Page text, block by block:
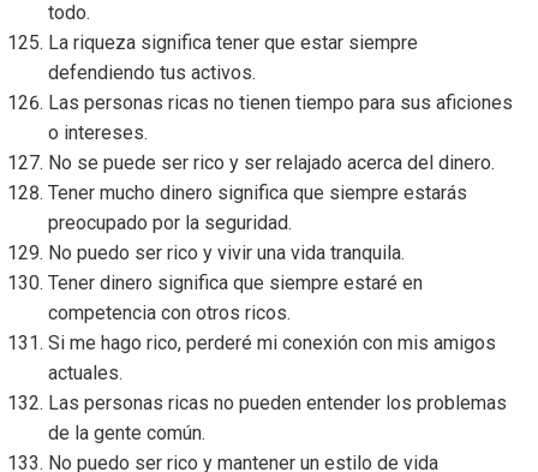
todo.
La riqueza significa tener que estar siempre
defendiendo tus activos.
Las personas ricas no tienen tiempo para sus aficiones
o intereses.
No se puede ser rico y ser relajado acerca del dinero.
Tener mucho dinero significa que siempre estarás
preocupado por la seguridad.
No puedo ser rico y vivir una vida tranquila.
Tener dinero significa que siempre estaré en
competencia con otros ricos.
Si me hago rico, perderé mi conexión con mis amigos
actuales.
Las personas ricas no pueden entender los problemas
de la gente común.
No puedo ser rico y mantener un estilo de vida